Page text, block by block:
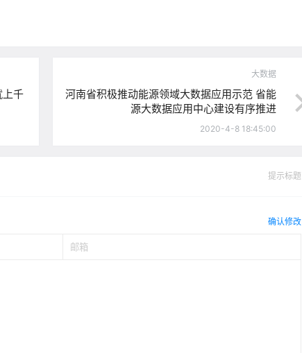
上千
大数据
河南省积极推动能源领域大数据应用示范 省能
源大数据应用中心建设有序推进
2020-4-8 18:45:00
提示标题
确认修改